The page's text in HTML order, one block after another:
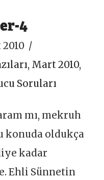
4
, Mart 2010,
Soruları
mı, mekruh
konuda oldukça
kadar
Ehli Sünnetin